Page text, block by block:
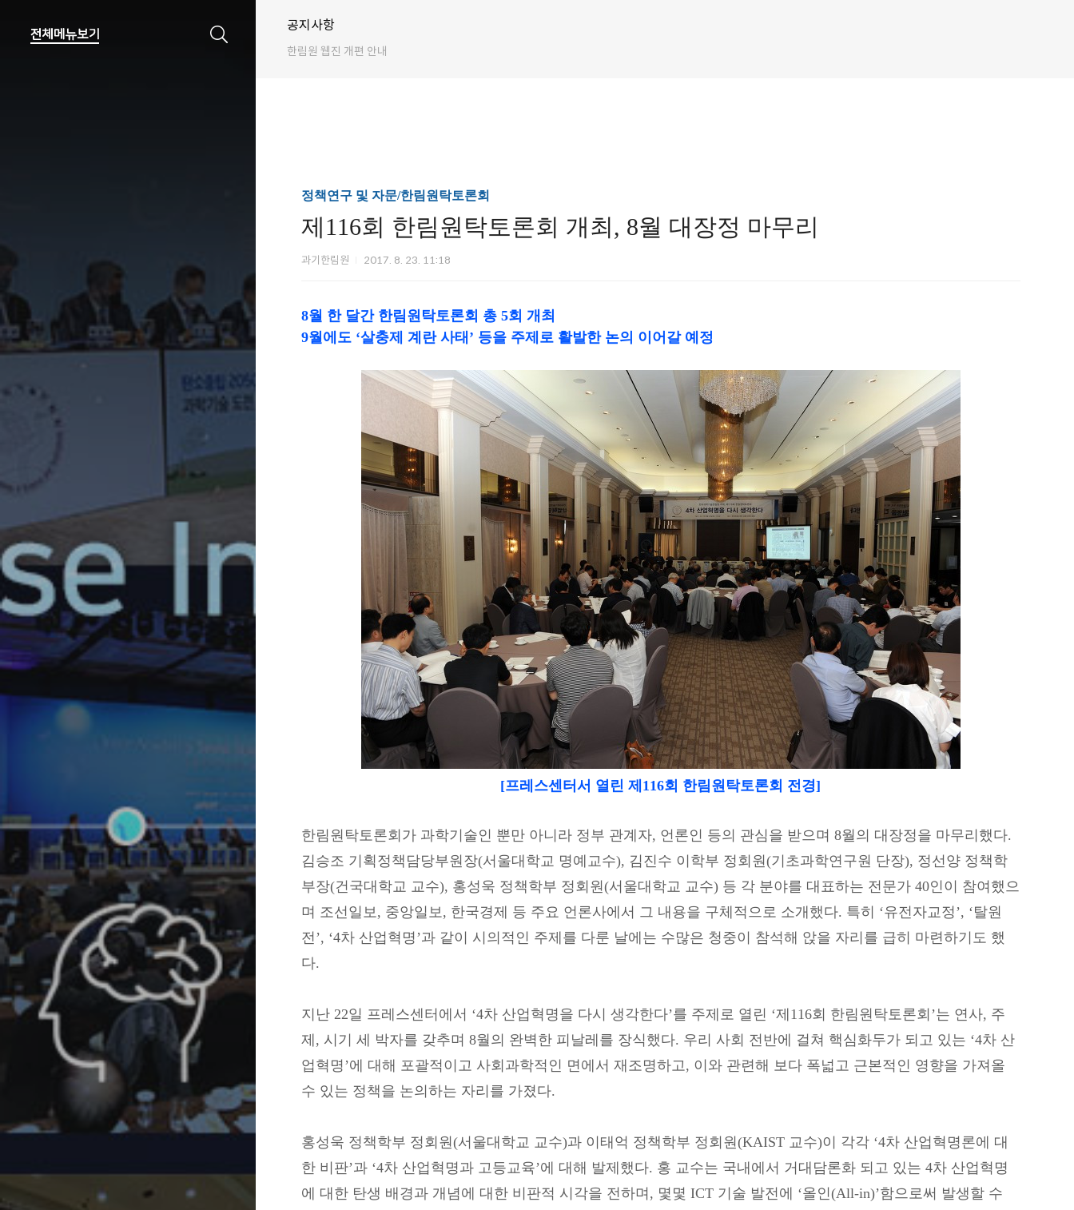
공지사항
한림원 웹진 개편 안내
정책연구 및 자문/한림원탁토론회
제116회 한림원탁토론회 개최, 8월 대장정 마무리
과기한림원 2017. 8. 23. 11:18
8월 한 달간 한림원탁토론회 총 5회 개최
9월에도 ‘살충제 계란 사태’ 등을 주제로 활발한 논의 이어갈 예정
[프레스센터서 열린 제116회 한림원탁토론회 전경]
한림원탁토론회가 과학기술인 뿐만 아니라 정부 관계자, 언론인 등의 관심을 받으며 8월의 대장정을 마무리했다.
김승조 기획정책담당부원장(서울대학교 명예교수), 김진수 이학부 정회원(기초과학연구원 단장), 정선양 정책학
부장(건국대학교 교수), 홍성욱 정책학부 정회원(서울대학교 교수) 등 각 분야를 대표하는 전문가 40인이 참여했으
며 조선일보, 중앙일보, 한국경제 등 주요 언론사에서 그 내용을 구체적으로 소개했다. 특히 ‘유전자교정’, ‘탈원
전’, ‘4차 산업혁명’과 같이 시의적인 주제를 다룬 날에는 수많은 청중이 참석해 앉을 자리를 급히 마련하기도 했
다.
지난 22일 프레스센터에서 ‘4차 산업혁명을 다시 생각한다’를 주제로 열린 ‘제116회 한림원탁토론회’는 연사, 주
제, 시기 세 박자를 갖추며 8월의 완벽한 피날레를 장식했다. 우리 사회 전반에 걸쳐 핵심화두가 되고 있는 ‘4차 산
업혁명’에 대해 포괄적이고 사회과학적인 면에서 재조명하고, 이와 관련해 보다 폭넓고 근본적인 영향을 가져올
수 있는 정책을 논의하는 자리를 가졌다.
홍성욱 정책학부 정회원(서울대학교 교수)과 이태억 정책학부 정회원(KAIST 교수)이 각각 ‘4차 산업혁명론에 대
한 비판’과 ‘4차 산업혁명과 고등교육’에 대해 발제했다. 홍 교수는 국내에서 거대담론화 되고 있는 4차 산업혁명
에 대한 탄생 배경과 개념에 대한 비판적 시각을 전하며, 몇몇 ICT 기술 발전에 ‘올인(All-in)’함으로써 발생할 수